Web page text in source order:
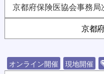
京都府保険医協会事務局
京都
オンライン開催 現地開催